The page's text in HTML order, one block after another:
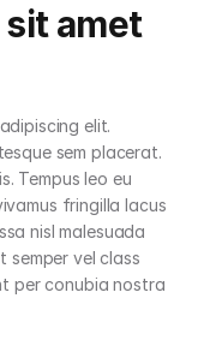
amet
elit.
sem placerat.
Tempus leo eu
fringilla lacus
nisl malesuada
semper vel class
per conubia nostra